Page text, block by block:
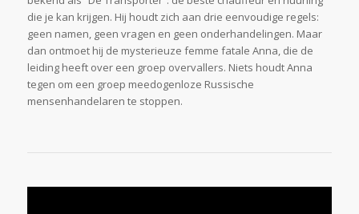
die je kan krijgen. Hij houdt zich aan drie eenvoudige regels:
geen namen, geen vragen en geen onderhandelingen. Maar
dan ontmoet hij de mysterieuze femme fatale Anna, die de
leiding heeft over een groep overvallers. Niets houdt Anna
tegen om een groep meedogenloze Russische
mensenhandelaren te stoppen.